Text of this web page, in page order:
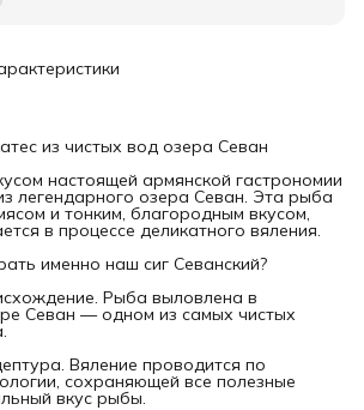
из чистых вод озера Севан
настоящей армянской гастрономии
легендарного озера Севан. Эта рыба
и тонким, благородным вкусом,
в процессе деликатного вяления.
именно наш сиг Севанский?
Рыба выловлена в
Севан — одном из самых чистых
Вяление проводится по
сохраняющей все полезные
вкус рыбы.